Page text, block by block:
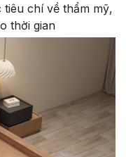
chí về thẩm mỹ,
thời gian